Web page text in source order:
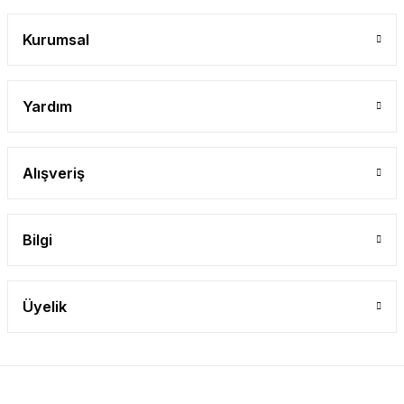
Kurumsal
Yardım
Alışveriş
Bilgi
Üyelik